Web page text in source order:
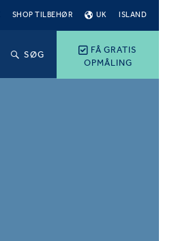
SHOP TILBEHØR UK ISLAND
FÅ GRATIS
OPMÅLING
SØG